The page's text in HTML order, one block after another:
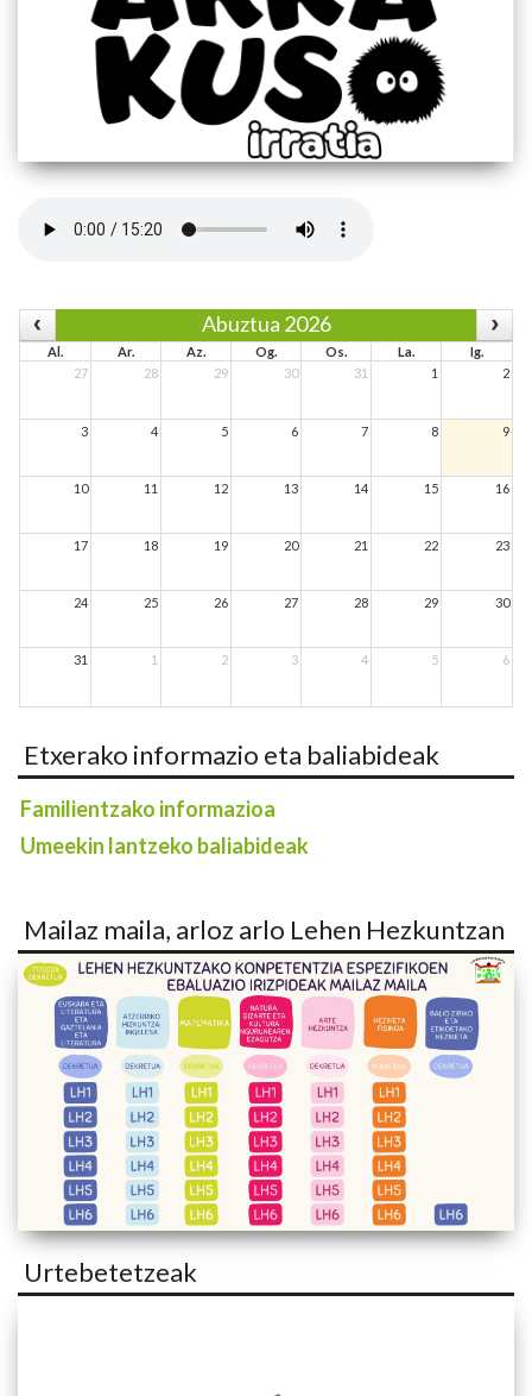
Abuztua 2026
Al. Ar. Az. Og. Os. La.
Ig.
27
28 29 30 31 1 2
3 4 5 6 7 8 9
10 11 12 13 14 15 16
17 18 19 20 21 22 23
24 25 26 27 28 29 30
31 1 2 3 4 5 6
Etxerako informazio eta baliabideak
Familientzako informazioa
Umeekin lantzeko baliabideak
Mailaz maila, arloz arlo Lehen Hezkuntzan
Urtebetetzeak